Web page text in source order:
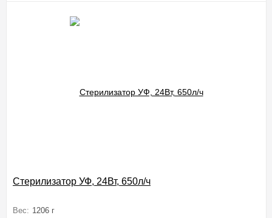
Стерилизатор УФ, 24Вт, 650л/ч
Вес: 1206 г